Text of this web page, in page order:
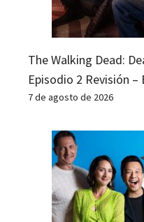
The Walking Dead:
Episodio 2 Revisión –
7 de agosto de 2026